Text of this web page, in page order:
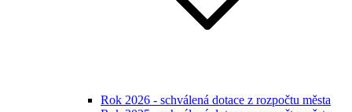
Rok 2026 - schválená dotace z rozpočtu města